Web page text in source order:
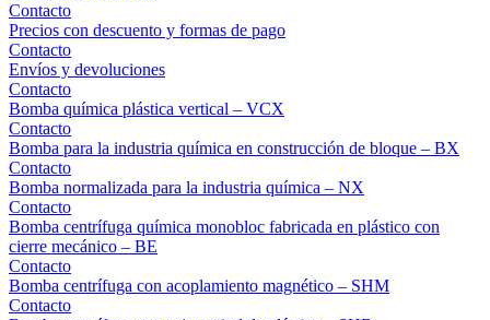
Contacto
Precios con descuento y formas de pago
Contacto
Envíos y devoluciones
Contacto
Bomba química plástica vertical – VCX
Contacto
Bomba para la industria química en construcción de bloque – BX
Contacto
Bomba normalizada para la industria química – NX
Contacto
Bomba centrífuga química monobloc fabricada en plástico con
cierre mecánico – BE
Contacto
Bomba centrífuga con acoplamiento magnético – SHM
Contacto